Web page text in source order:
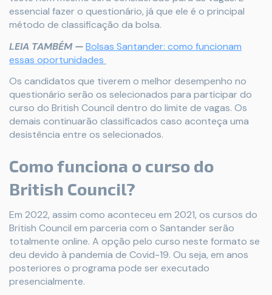
essencial fazer o questionário, já que ele é o principal
método de classificação da bolsa.
LEIA TAMBÉM —Bolsas Santander: como funcionam
essas oportunidades
Os candidatos que tiverem o melhor desempenho no
questionário serão os selecionados para participar do
curso do British Council dentro do limite de vagas. Os
demais continuarão classificados caso aconteça uma
desistência entre os selecionados.
Como funciona o curso do
British Council?
Em 2022, assim como aconteceu em 2021, os cursos do
British Council em parceria com o Santander serão
totalmente online. A opção pelo curso neste formato se
deu devido à pandemia de Covid-19. Ou seja, em anos
posteriores o programa pode ser executado
presencialmente.